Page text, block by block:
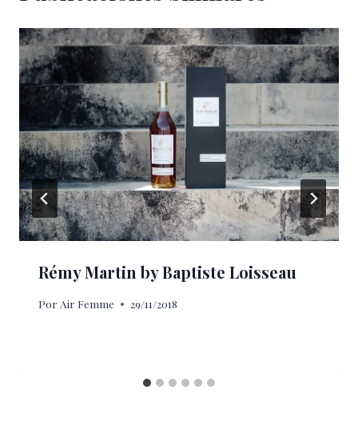
Rémy Martin by Baptiste Loisseau
Por Air Femme 29/11/2018